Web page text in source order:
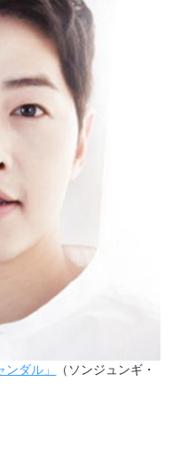
ダル」
（ソンジュンギ・